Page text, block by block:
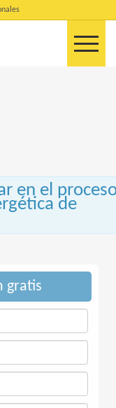
en el
de
gratis